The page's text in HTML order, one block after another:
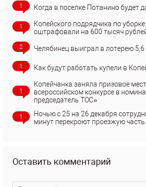
1 Когда в поселке Потанино будет
1
Копейского подрядчика по
оштрафовали на 600 тысяч
2 Челябинец выиграл в лотерею
1 Как будут работать купели в
1
Копейчанка заняла призовое
всероссийском конкурсе в
председатель ТОС»
1
Ночью с 25 на 26 декабря
минут перекроют проезжую часть
Оставить комментарий